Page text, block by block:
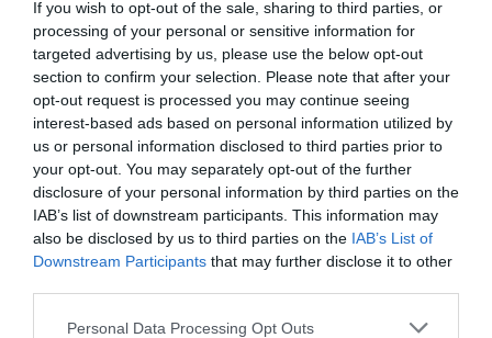
If you wish to opt-out of the sale, sharing to third parties, or
processing of your personal or sensitive information for
targeted advertising by us, please use the below opt-out
section to confirm your selection. Please note that after your
opt-out request is processed you may continue seeing
interest-based ads based on personal information utilized by
us or personal information disclosed to third parties prior to
your opt-out. You may separately opt-out of the further
disclosure of your personal information by third parties on the
IAB’s list of downstream participants. This information may
also be disclosed by us to third parties on the IAB’s List of
Downstream Participants that may further disclose it to other
Personal Data Processing Opt Outs